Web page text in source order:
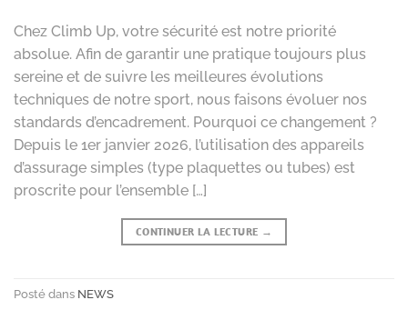
Chez Climb Up, votre sécurité est notre priorité
absolue. Afin de garantir une pratique toujours plus
sereine et de suivre les meilleures évolutions
techniques de notre sport, nous faisons évoluer nos
standards d’encadrement. Pourquoi ce changement ?
Depuis le 1er janvier 2026, l’utilisation des appareils
d’assurage simples (type plaquettes ou tubes) est
proscrite pour l’ensemble […]
CONTINUER LA LECTURE →
Posté dans NEWS